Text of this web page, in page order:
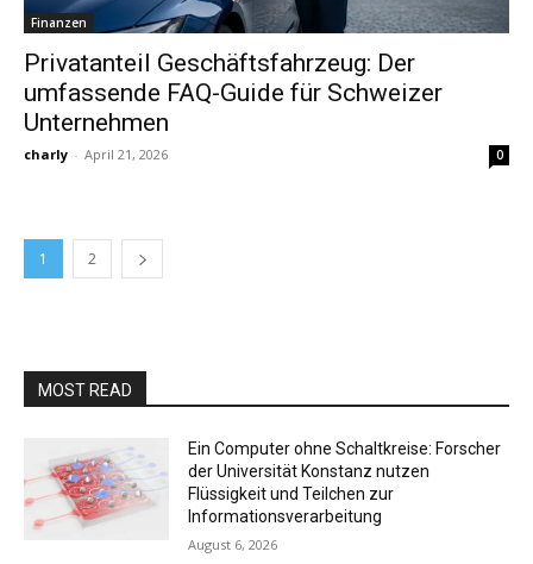
Finanzen
Privatanteil Geschäftsfahrzeug: Der
umfassende FAQ-Guide für Schweizer
Unternehmen
charly - April 21, 2026 0
1 2
MOST READ
Ein Computer ohne Schaltkreise: Forscher
der Universität Konstanz nutzen
Flüssigkeit und Teilchen zur
Informationsverarbeitung
August 6, 2026